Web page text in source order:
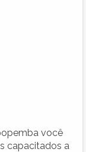
você
capacitados a